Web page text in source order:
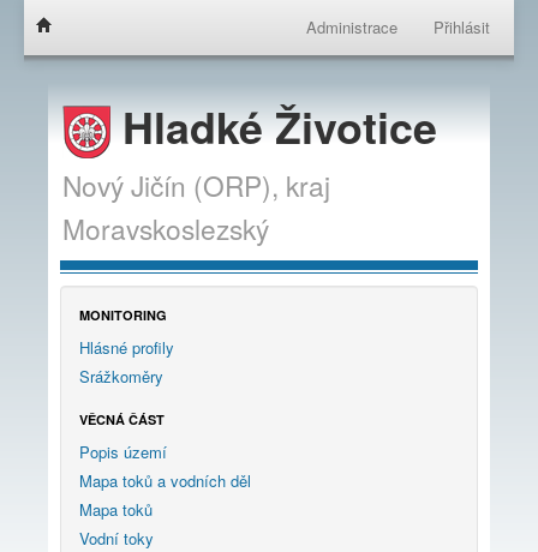
Administrace Přihlásit
Hladké Životice
Nový Jičín (ORP), kraj
Moravskoslezský
MONITORING
Hlásné profily
Srážkoměry
VĚCNÁ ČÁST
Popis území
Mapa toků a vodních děl
Mapa toků
Vodní toky